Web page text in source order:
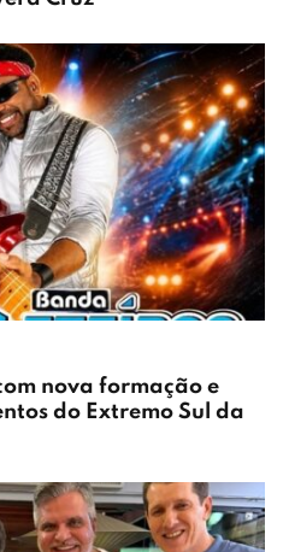
nova formação e
do Extremo Sul da